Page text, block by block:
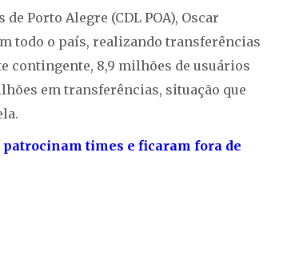
Porto Alegre (CDL POA), Oscar
todo o país, realizando transferências
contingente, 8,9 milhões de usuários
em transferências, situação que
patrocinam times e ficaram fora de